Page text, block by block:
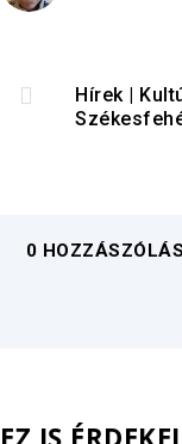
 Hírek|
0 HOZZÁSZÓLÁS
EZ IS